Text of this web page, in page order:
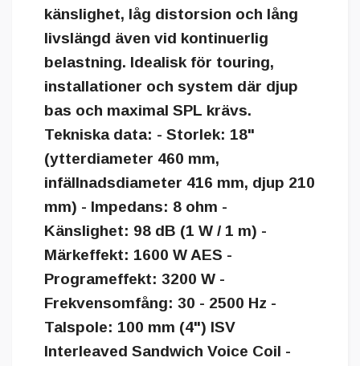
känslighet, låg distorsion och lång
livslängd även vid kontinuerlig
belastning. Idealisk för touring,
installationer och system där djup
bas och maximal SPL krävs.
Tekniska data: - Storlek: 18"
(ytterdiameter 460 mm,
infällnadsdiameter 416 mm, djup 210
mm) - Impedans: 8 ohm -
Känslighet: 98 dB (1 W / 1 m) -
Märkeffekt: 1600 W AES -
Programeffekt: 3200 W -
Frekvensomfång: 30 - 2500 Hz -
Talspole: 100 mm (4") ISV
Interleaved Sandwich Voice Coil -